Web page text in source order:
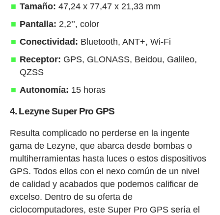
Tamaño: 47,24 x 77,47 x 21,33 mm
Pantalla: 2,2’’, color
Conectividad: Bluetooth, ANT+, Wi-Fi
Receptor: GPS, GLONASS, Beidou, Galileo,
QZSS
Autonomía: 15 horas
4. Lezyne Super Pro GPS
Resulta complicado no perderse en la ingente
gama de Lezyne, que abarca desde bombas o
multiherramientas hasta luces o estos dispositivos
GPS. Todos ellos con el nexo común de un nivel
de calidad y acabados que podemos calificar de
excelso. Dentro de su oferta de
ciclocomputadores, este Super Pro GPS sería el